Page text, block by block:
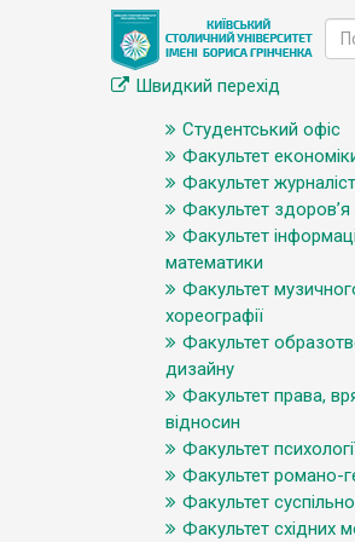
Швидкий перехід
Студентський офіс
Факультет
Факультет
Факультет
Факультет
математики
Факультет
хореографії
Факультет
дизайну
Факультет права,
відносин
Факультет
Факультет романо-
Факультет
Факультет східних